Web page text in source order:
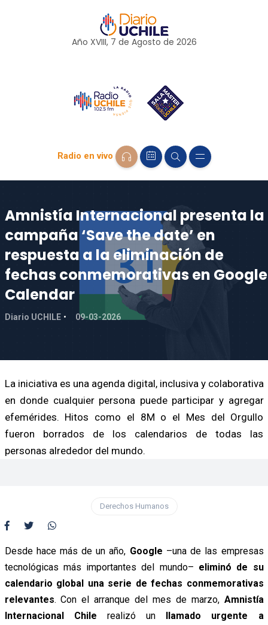
Año XVIII, 7 de Agosto de 2026
Radio en vivo
Amnistía Internacional presenta la
campaña ‘Save the date’ en
respuesta a la eliminación de
fechas conmemorativas en Google
Calendar
Diario UCHILE 09-03-2026
La iniciativa es una agenda digital, inclusiva y colaborativa
en donde cualquier persona puede participar y agregar
efemérides. Hitos como el 8M o el Mes del Orgullo
fueron borrados de los calendarios de todas las
personas alrededor del mundo.
Derechos Humanos
Desde hace más de un año, Google –una de las empresas
tecnológicas más importantes del mundo– eliminó de su
calendario global una serie de fechas conmemorativas
relevantes. Con el arranque del mes de marzo, Amnistía
Internacional Chile realizó un llamado urgente a